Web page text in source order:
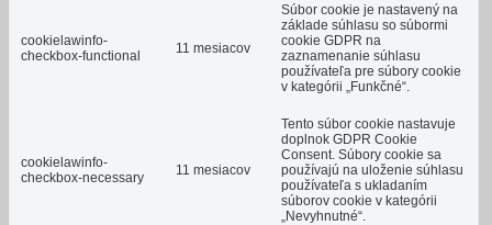
cookielawinfo-
checkbox-functional
11 mesiacov
Súbor cookie je nastavený na
základe súhlasu so súbormi
cookie GDPR na
zaznamenanie súhlasu
používateľa pre súbory cookie
v kategórii „Funkčné“.
cookielawinfo-
checkbox-necessary
11 mesiacov
Tento súbor cookie nastavuje
doplnok GDPR Cookie
Consent. Súbory cookie sa
používajú na uloženie súhlasu
používateľa s ukladaním
súborov cookie v kategórii
„Nevyhnutné“.